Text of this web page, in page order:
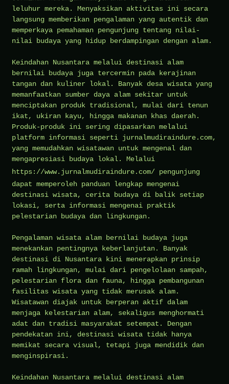
leluhur mereka. Menyaksikan aktivitas ini secara
langsung memberikan pengalaman yang autentik dan
memperkaya pemahaman pengunjung tentang nilai-
nilai budaya yang hidup berdampingan dengan alam.
Keindahan Nusantara melalui destinasi alam
bernilai budaya juga tercermin pada kerajinan
tangan dan kuliner lokal. Banyak desa wisata yang
memanfaatkan sumber daya alam sekitar untuk
menciptakan produk tradisional, mulai dari tenun
ikat, ukiran kayu, hingga makanan khas daerah.
Produk-produk ini sering dipasarkan melalui
platform informasi seperti jurnalmudiraindure.com,
yang memudahkan wisatawan untuk mengenal dan
mengapresiasi budaya lokal. Melalui
https://www.jurnalmudiraindure.com/ pengunjung
dapat memperoleh panduan lengkap mengenai
destinasi wisata, cerita budaya di balik setiap
lokasi, serta informasi mengenai praktik
pelestarian budaya dan lingkungan.
Pengalaman wisata alam bernilai budaya juga
menekankan pentingnya keberlanjutan. Banyak
destinasi di Nusantara kini menerapkan prinsip
ramah lingkungan, mulai dari pengelolaan sampah,
pelestarian flora dan fauna, hingga pembangunan
fasilitas wisata yang tidak merusak alam.
Wisatawan diajak untuk berperan aktif dalam
menjaga kelestarian alam, sekaligus menghormati
adat dan tradisi masyarakat setempat. Dengan
pendekatan ini, destinasi wisata tidak hanya
memikat secara visual, tetapi juga mendidik dan
menginspirasi.
Keindahan Nusantara melalui destinasi alam